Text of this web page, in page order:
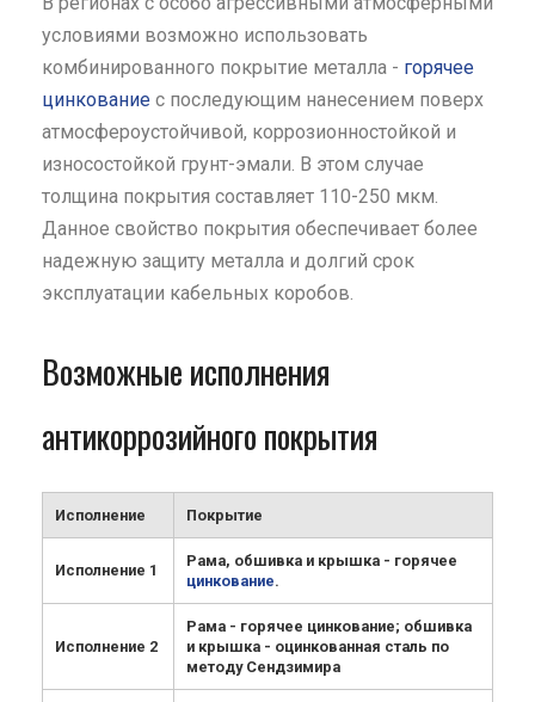
условиями возможно использовать
комбинированного покрытие металла - горячее
цинкование с последующим нанесением поверх
атмосфероустойчивой, коррозионностойкой и
износостойкой грунт-эмали. В этом случае
толщина покрытия составляет 110-250 мкм.
Данное свойство покрытия обеспечивает более
надежную защиту металла и долгий срок
эксплуатации кабельных коробов.
Возможные исполнения
антикоррозийного покрытия
Исполнение Покрытие
Исполнение 1
Рама, обшивка и крышка - горячее
цинкование.
Исполнение 2
Рама - горячее цинкование; обшивка
и крышка - оцинкованная сталь по
методу Сендзимира